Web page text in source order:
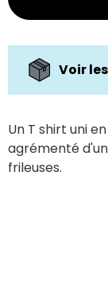
Voir
Un T shirt uni
agrémenté
frileuses.